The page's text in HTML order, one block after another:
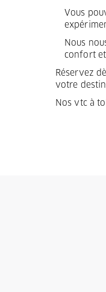
Vous
Nous
confort et
Réservez
votre
Nos vtc à